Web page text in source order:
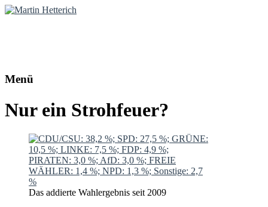
Menü
Nur ein Strohfeuer?
Das addierte Wahlergebnis seit 2009